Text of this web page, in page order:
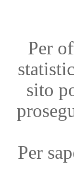
Per
sito
Per